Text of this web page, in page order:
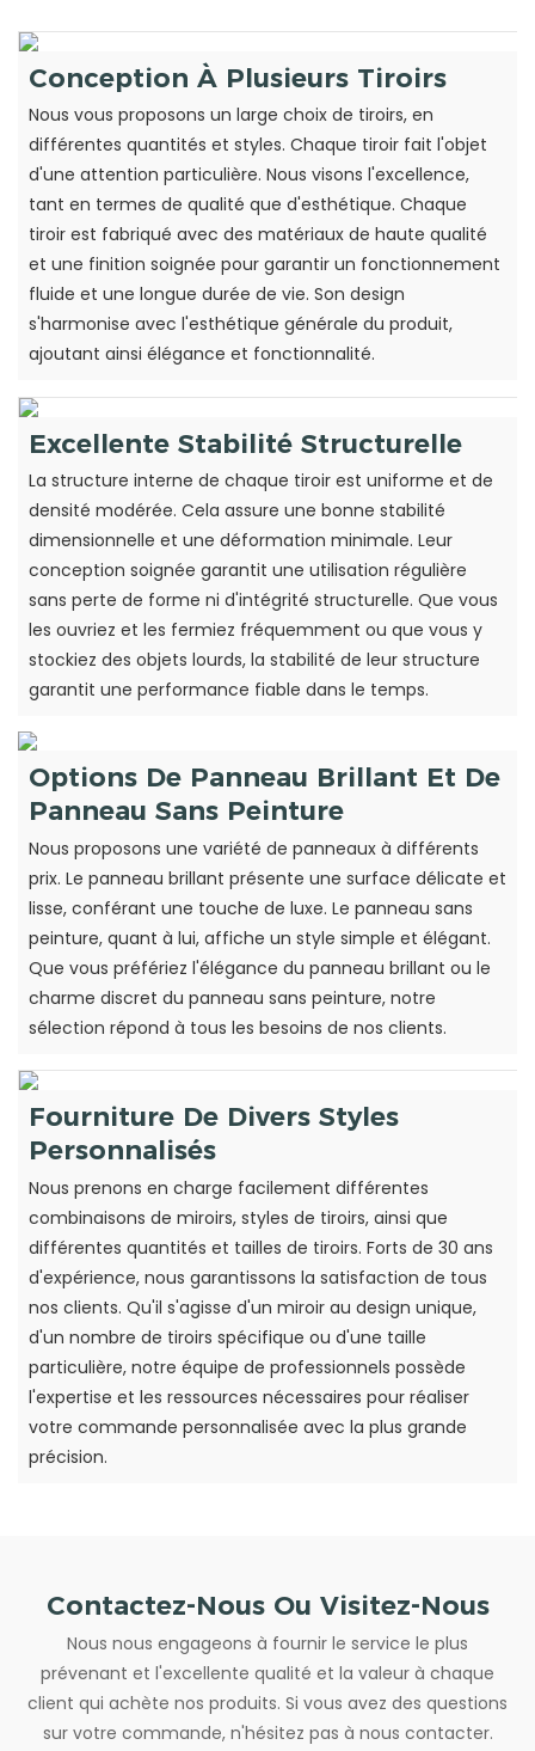
Conception À Plusieurs Tiroirs
Nous vous proposons un large choix de tiroirs, en
différentes quantités et styles. Chaque tiroir fait l'objet
d'une attention particulière. Nous visons l'excellence,
tant en termes de qualité que d'esthétique. Chaque
tiroir est fabriqué avec des matériaux de haute qualité
et une finition soignée pour garantir un fonctionnement
fluide et une longue durée de vie. Son design
s'harmonise avec l'esthétique générale du produit,
ajoutant ainsi élégance et fonctionnalité.
Excellente Stabilité Structurelle
La structure interne de chaque tiroir est uniforme et de
densité modérée. Cela assure une bonne stabilité
dimensionnelle et une déformation minimale. Leur
conception soignée garantit une utilisation régulière
sans perte de forme ni d'intégrité structurelle. Que vous
les ouvriez et les fermiez fréquemment ou que vous y
stockiez des objets lourds, la stabilité de leur structure
garantit une performance fiable dans le temps.
Options De Panneau Brillant Et De
Panneau Sans Peinture
Nous proposons une variété de panneaux à différents
prix. Le panneau brillant présente une surface délicate et
lisse, conférant une touche de luxe. Le panneau sans
peinture, quant à lui, affiche un style simple et élégant.
Que vous préfériez l'élégance du panneau brillant ou le
charme discret du panneau sans peinture, notre
sélection répond à tous les besoins de nos clients.
Fourniture De Divers Styles
Personnalisés
Nous prenons en charge facilement différentes
combinaisons de miroirs, styles de tiroirs, ainsi que
différentes quantités et tailles de tiroirs. Forts de 30 ans
d'expérience, nous garantissons la satisfaction de tous
nos clients. Qu'il s'agisse d'un miroir au design unique,
d'un nombre de tiroirs spécifique ou d'une taille
particulière, notre équipe de professionnels possède
l'expertise et les ressources nécessaires pour réaliser
votre commande personnalisée avec la plus grande
précision.
Contactez-Nous Ou Visitez-Nous
Nous nous engageons à fournir le service le plus
prévenant et l'excellente qualité et la valeur à chaque
client qui achète nos produits. Si vous avez des questions
sur votre commande, n'hésitez pas à nous contacter.